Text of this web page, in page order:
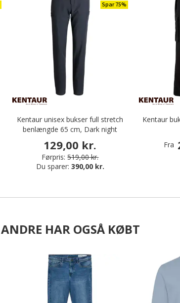
Spar 75%
Kentaur unisex bukser full stretch
benlængde 65 cm, Dark night
129,00 kr.
Førpris: 519,00 kr.
Du sparer: 390,00 kr.
Kentaur
Fra
ANDRE HAR OGSÅ KØBT